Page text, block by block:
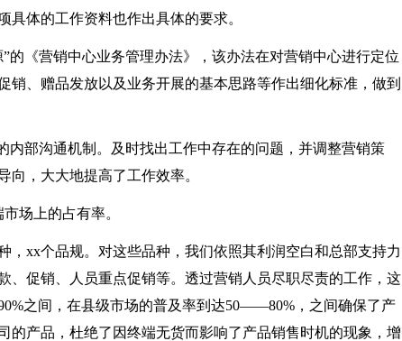
体的工作资料也作出具体的要求。
的《营销中心业务管理办法》，该办法在对营销中心进行定位
销、赠品发放以及业务开展的基本思路等作出细化标准，做到
内部沟通机制。及时找出工作中存在的问题，并调整营销策
向，大大地提高了工作效率。
场上的占有率。
，xx个品规。对这些品种，我们依照其利润空白和总部支持力
、促销、人员重点促销等。透过营销人员尽职尽责的工作，这
之间，在县级市场的普及率到达50——80%，之间确保了产
的产品，杜绝了因终端无货而影响了产品销售时机的现象，增